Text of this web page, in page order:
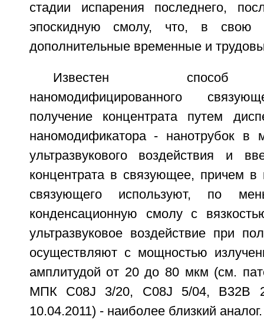
стадии испарения последнего,
эпоскидную смолу, что, в свою
дополнительные временные и
Известен способ
наномодифицированного
получение концентрата путем
наномодификатора - нанотрубок в
ультразвукового воздействия и
концентрата в связующее, причем в
связующего используют, по
конденсационную смолу с
ультразвуковое воздействие при
осуществляют с мощностью
амплитудой от 20 до 80 мкм (см.
МПК C08J 3/20, C08J 5/04, В32В
10.04.2011) - наиболее близкий аналог.